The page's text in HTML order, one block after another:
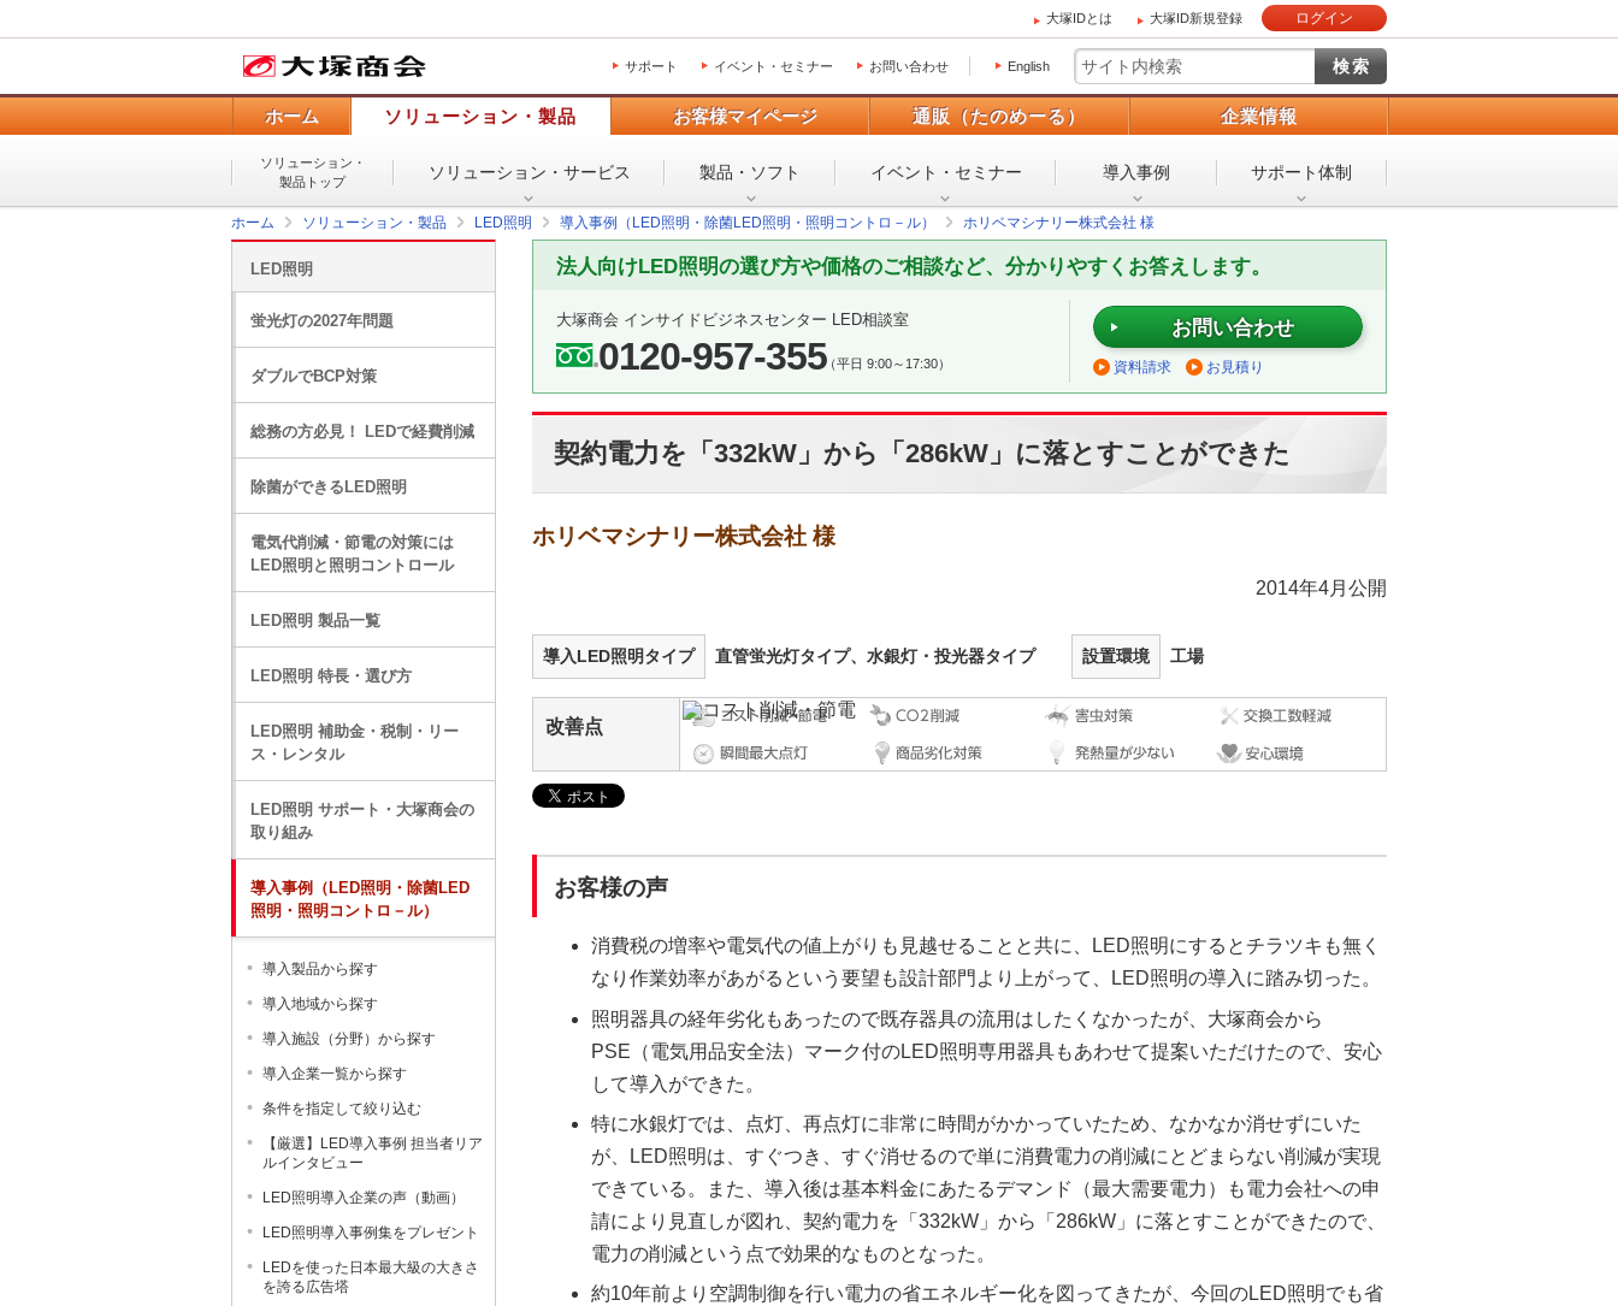
大塚IDとは 大塚ID新規登録 ログイン
サポート イベント・セミナー お問い合わせ English
ホーム ソリューション・製品 お客様マイページ 通販（たのめーる） 企業情報
ソリューション・
製品トップ
ソリューション・ サービス 製品・ソフト イベント・ セミナー 導入事例 サポート体制
ホーム ソリューション・製品 LED照明 導入事例（LED照明・除菌LED照明・照明コントロ－ル） ホリベマシナリー株式会社 様
法人向けLED照明の選び方や価格のご相談など、分かりやすくお答えします。
大塚商会 インサイドビジネスセンター LED相談室
0120-957-355（平日 9:00～17:30）
お問い合わせ
資料請求 お見積り
契約電力を「332kW」から「286kW」に落とすことができた
ホリベマシナリー株式会社 様
2014年4月公開
導入LED照明タイプ 直管蛍光灯タイプ、水銀灯・投光器タイプ 設置環境 工場
改善点
お客様の声
消費税の増率や電気代の値上がりも見越せることと共に、LED照明にするとチラツキも無く
なり作業効率があがるという要望も設計部門より上がって、LED照明の導入に踏み切った。
照明器具の経年劣化もあったので既存器具の流用はしたくなかったが、大塚商会から
PSE（電気用品安全法）マーク付のLED照明専用器具もあわせて提案いただけたので、安心
して導入ができた。
特に水銀灯では、点灯、再点灯に非常に時間がかかっていたため、なかなか消せずにいた
が、LED照明は、すぐつき、すぐ消せるので単に消費電力の削減にとどまらない削減が実現
できている。また、導入後は基本料金にあたるデマンド（最大需要電力）も電力会社への申
請により見直しが図れ、契約電力を「332kW」から「286kW」に落とすことができたので、
電力の削減という点で効果的なものとなった。
約10年前より空調制御を行い電力の省エネルギー化を図ってきたが、今回のLED照明でも省
LED照明
蛍光灯の2027年問題
ダブルでBCP対策
総務の方必見！ LEDで経費削減
除菌ができるLED照明
電気代削減・節電の対策には
LED照明と照明コントロール
LED照明 製品一覧
LED照明 特長・選び方
LED照明 補助金・税制・リー
ス・レンタル
LED照明 サポート・大塚商会の
取り組み
導入事例（LED照明・除菌LED
照明・照明コントロ－ル）
導入製品から探す
導入地域から探す
導入施設（分野）から探す
導入企業一覧から探す
条件を指定して絞り込む
【厳選】LED導入事例 担当者リア
ルインタビュー
LED照明導入企業の声（動画）
LED照明導入事例集をプレゼント
LEDを使った日本最大級の大きさ
を誇る広告塔